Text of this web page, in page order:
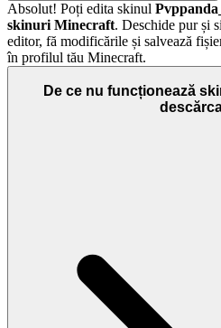
Absolut! Poți edita skinul Pvppanda_
skinuri Minecraft. Deschide pur și
editor, fă modificările și salvează
în profilul tău Minecraft.
De ce nu funcționează